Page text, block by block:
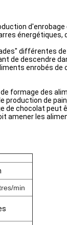
différentes
de descendre
enrobés
formage des
de
de chocolat
les
min